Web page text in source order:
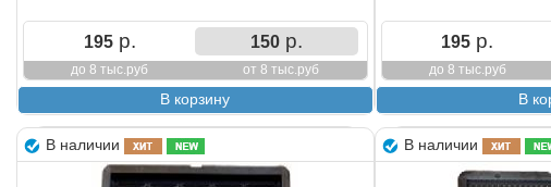
195р.
до 8 тыс.руб
150р.
от 8 тыс.руб
195 р.
до 8 тыс.руб
В наличии В наличии